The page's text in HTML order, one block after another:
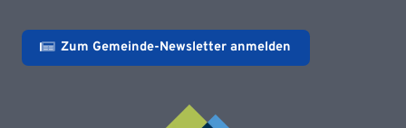
Zum Gemeinde-Newsletter anmelden